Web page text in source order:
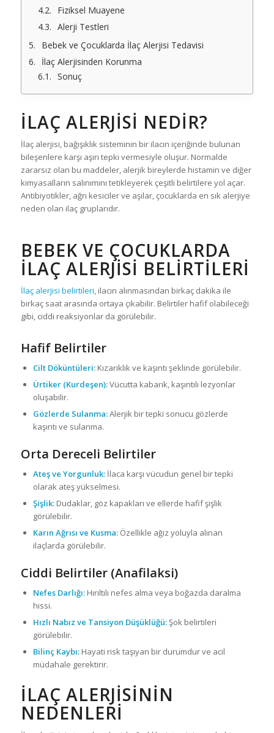
Fiziksel Muayene
Alerji Testleri
Bebek ve Çocuklarda İlaç Alerjisi Tedavisi
İlaç Alerjisinden Korunma
Sonuç
İLAÇ ALERJISI NEDIR?
İlaç alerjisi, bağışıklık sisteminin bir ilacın içeriğinde bulunan
bileşenlere karşı aşırı tepki vermesiyle oluşur. Normalde
zararsız olan bu maddeler, alerjik bireylerde histamin ve diğer
kimyasalların salınımını tetikleyerek çeşitli belirtilere yol açar.
Antibiyotikler, ağrı kesiciler ve aşılar, çocuklarda en sık alerjiye
neden olan ilaç gruplarıdır.
BEBEK VE ÇOCUKLARDA
İLAÇ ALERJISI BELIRTILERI
İlaç alerjisi belirtileri, ilacın alınmasından birkaç dakika ile
birkaç saat arasında ortaya çıkabilir. Belirtiler hafif olabileceği
gibi, ciddi reaksiyonlar da görülebilir.
Hafif Belirtiler
Cilt Döküntüleri:Kızarıklık ve kaşıntı şeklinde görülebilir.
Ürtiker (Kurdeşen):Vücutta kabarık, kaşıntılı lezyonlar
oluşabilir.
Gözlerde Sulanma:Alerjik bir tepki sonucu gözlerde
kaşıntı ve sulanma.
Orta Dereceli Belirtiler
Ateş ve Yorgunluk:İlaca karşı vücudun genel bir tepki
olarak ateş yükselmesi.
Şişlik:Dudaklar, göz kapakları ve ellerde hafif şişlik
görülebilir.
Karın Ağrısı ve Kusma:Özellikle ağız yoluyla alınan
ilaçlarda görülebilir.
Ciddi Belirtiler (Anafilaksi)
Nefes Darlığı:Hırıltılı nefes alma veya boğazda daralma
hissi.
Hızlı Nabız ve Tansiyon Düşüklüğü:Şok belirtileri
görülebilir.
Bilinç Kaybı:Hayati risk taşıyan bir durumdur ve acil
müdahale gerektirir.
İLAÇ ALERJISININ
NEDENLERI